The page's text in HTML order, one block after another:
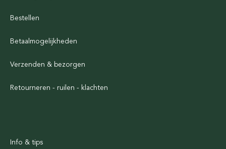
Bestellen
Betaalmogelijkheden
Verzenden & bezorgen
Retourneren - ruilen - klachten
Info & tips